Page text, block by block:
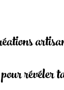
révéler